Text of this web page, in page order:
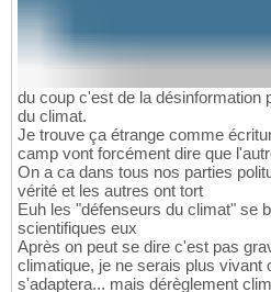
du coup c'est de la désinformation
du climat.
Je trouve ça étrange comme
camp vont forcément dire que
On a ca dans tous nos parties
vérité et les autres ont tort
Euh les "défenseurs du climat" se
scientifiques eux
Après on peut se dire c'est pas
climatique, je ne serais plus vivant
s'adaptera... mais dérèglement